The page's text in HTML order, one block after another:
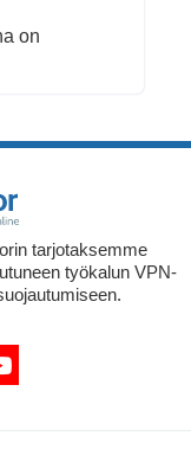
on
tarjotaksemme
työkalun VPN-